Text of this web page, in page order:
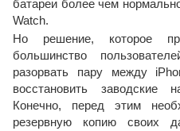
батареи более чем
Watch.
Но решение, которое
большинство
разорвать пару между
восстановить заводские
Конечно, перед этим
резервную копию своих